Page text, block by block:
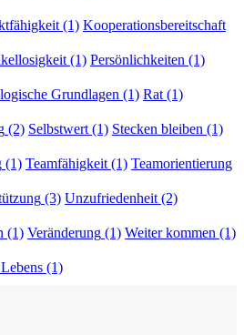
(1) Kooperationsbereitschaft
(1) Persönlichkeiten (1)
Grundlagen (1) Rat (1)
(2) Selbstwert (1) Stecken bleiben (1)
(1) Teamfähigkeit (1) Teamorientierung
(3) Unzufriedenheit (2)
(1) Veränderung (1) Weiter kommen (1)
(1)